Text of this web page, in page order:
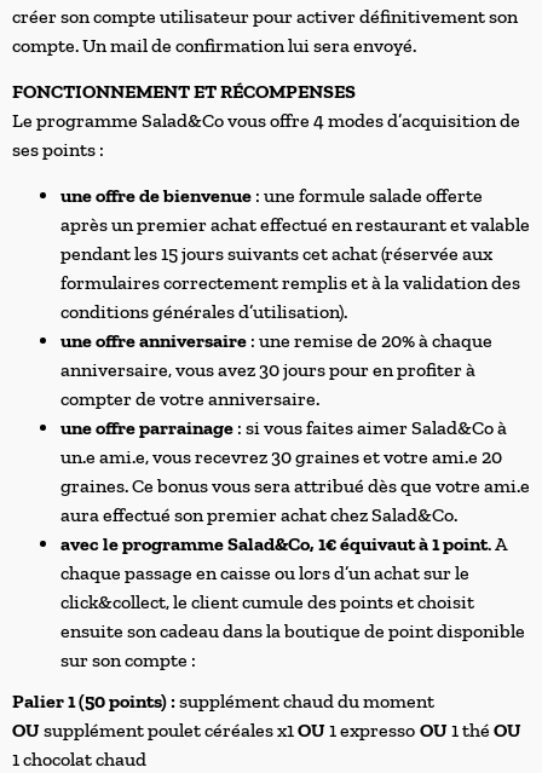
créer son compte utilisateur pour activer définitivement son
compte. Un mail de confirmation lui sera envoyé.
FONCTIONNEMENT ET RÉCOMPENSES
Le programme Salad&Co vous offre 4 modes d’acquisition de
ses points :
une offre de bienvenue : une formule salade offerte
après un premier achat effectué en restaurant et valable
pendant les 15 jours suivants cet achat (réservée aux
formulaires correctement remplis et à la validation des
conditions générales d’utilisation).
une offre anniversaire : une remise de 20% à chaque
anniversaire, vous avez 30 jours pour en profiter à
compter de votre anniversaire.
une offre parrainage : si vous faites aimer Salad&Co à
un.e ami.e, vous recevrez 30 graines et votre ami.e 20
graines. Ce bonus vous sera attribué dès que votre ami.e
aura effectué son premier achat chez Salad&Co.
avec le programme Salad&Co, 1€ équivaut à 1 point. A
chaque passage en caisse ou lors d’un achat sur le
click&collect, le client cumule des points et choisit
ensuite son cadeau dans la boutique de point disponible
sur son compte :
Palier 1 (50 points) :supplément chaud du moment
OU supplément poulet céréales x1OU 1 expresso OU 1 thé OU
1 chocolat chaud